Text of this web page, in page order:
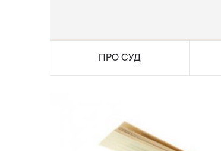
ПРО СУД